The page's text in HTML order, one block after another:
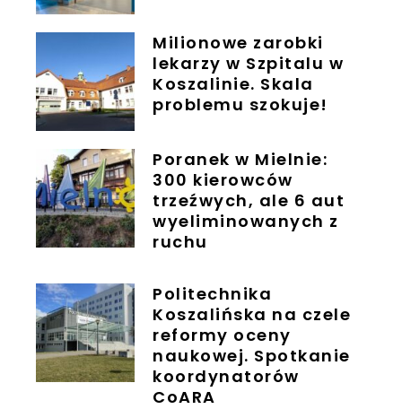
Milionowe zarobki
lekarzy w Szpitalu w
Koszalinie. Skala
problemu szokuje!
Poranek w Mielnie:
300 kierowców
trzeźwych, ale 6 aut
wyeliminowanych z
ruchu
Politechnika
Koszalińska na czele
reformy oceny
naukowej. Spotkanie
koordynatorów
CoARA